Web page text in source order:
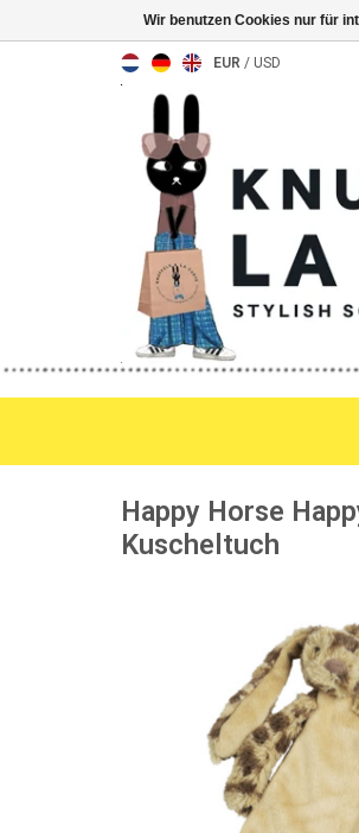
EUR / USD
Happy Horse
Kuscheltuch
Wir benutzen Cookies nur für